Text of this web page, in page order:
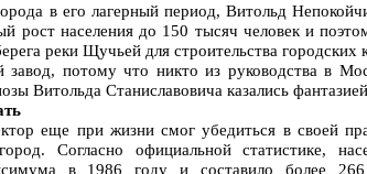
в его лагерный период, Витольд
рост населения до 150 тысяч человек и
реки Щучьей для строительства городских
потому что никто из руководства в
Витольда Станиславовича казались
еще при жизни смог убедиться в своей
Согласно официальной статистике,
в 1986 году и составило более